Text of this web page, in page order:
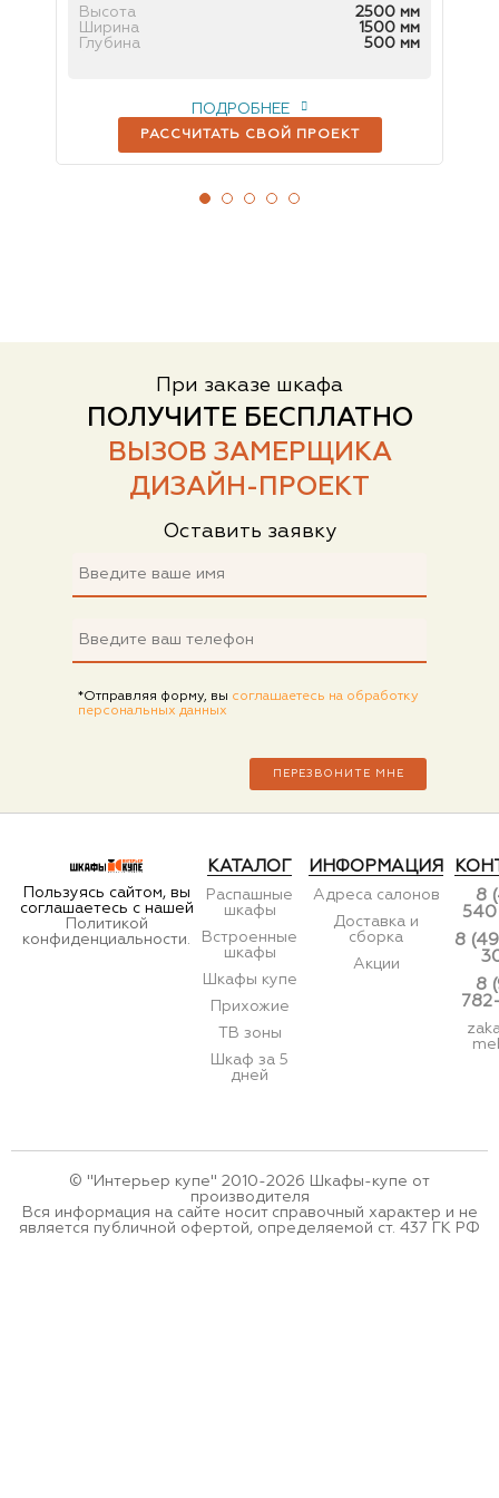
Высота
2500 мм
Ширина
1500 мм
Глубина
500 мм
РАССЧИТАТЬ СВОЙ ПРОЕКТ
ПОДРОБНЕЕ
При заказе шкафа
ПОЛУЧИТЕ БЕСПЛАТНО
ВЫЗОВ ЗАМЕРЩИКА
ДИЗАЙН-ПРОЕКТ
Оставить заявку
*Отправляя форму, вы соглашаетесь на обработку
персональных данных
Пользуясь сайтом, вы
соглашаетесь с нашей
Политикой
конфиденциальности.
КАТАЛОГ
Распашные
шкафы
Встроенные
шкафы
Шкафы купе
Прихожие
ТВ зоны
Шкаф за 5
дней
ИНФОРМАЦИЯ
Адреса салонов
Доставка и
сборка
Акции
8
8
8
© "Интерьер купе" 2010-2026 Шкафы-купе от
производителя
Вся информация на сайте носит справочный характер и не
является публичной офертой, определяемой ст. 437 ГК РФ